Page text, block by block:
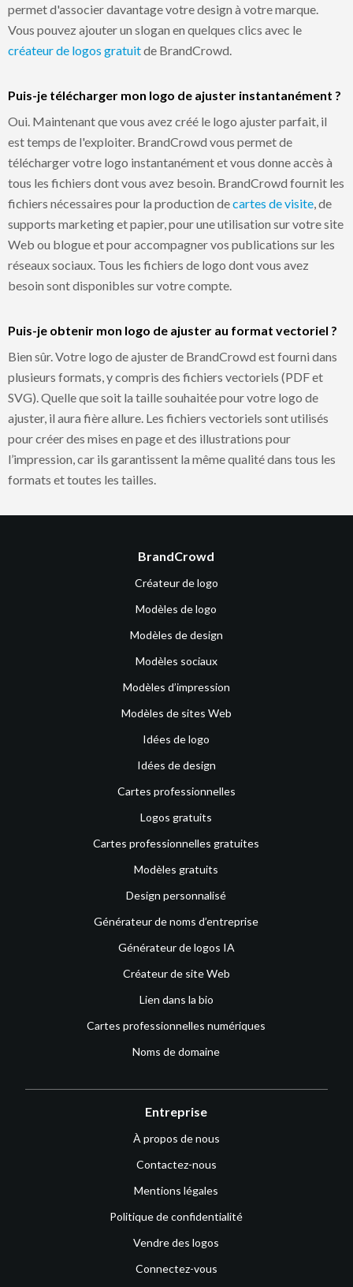
permet d'associer davantage votre design à votre marque.
Vous pouvez ajouter un slogan en quelques clics avec le
créateur de logos gratuitde BrandCrowd.
Puis-je télécharger mon logo de ajuster instantanément ?
Oui. Maintenant que vous avez créé le logo ajuster parfait, il
est temps de l'exploiter. BrandCrowd vous permet de
télécharger votre logo instantanément et vous donne accès à
tous les fichiers dont vous avez besoin. BrandCrowd fournit les
fichiers nécessaires pour la production decartes de visite , de
supports marketing et papier, pour une utilisation sur votre site
Web ou blogue et pour accompagner vos publications sur les
réseaux sociaux. Tous les fichiers de logo dont vous avez
besoin sont disponibles sur votre compte.
Puis-je obtenir mon logo de ajuster au format vectoriel ?
Bien sûr. Votre logo de ajuster de BrandCrowd est fourni dans
plusieurs formats, y compris des fichiers vectoriels (PDF et
SVG). Quelle que soit la taille souhaitée pour votre logo de
ajuster, il aura fière allure. Les fichiers vectoriels sont utilisés
pour créer des mises en page et des illustrations pour
l’impression, car ils garantissent la même qualité dans tous les
formats et toutes les tailles.
BrandCrowd
Créateur de logo
Modèles de logo
Modèles de design
Modèles sociaux
Modèles d’impression
Modèles de sites Web
Idées de logo
Idées de design
Cartes professionnelles
Logos gratuits
Cartes professionnelles gratuites
Modèles gratuits
Design personnalisé
Générateur de noms d’entreprise
Générateur de logos IA
Créateur de site Web
Lien dans la bio
Cartes professionnelles numériques
Noms de domaine
Entreprise
À propos de nous
Contactez-nous
Mentions légales
Politique de confidentialité
Vendre des logos
Connectez-vous